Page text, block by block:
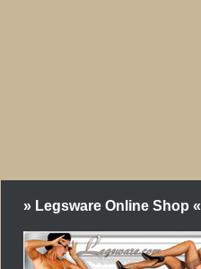
» Legsware Online Shop «